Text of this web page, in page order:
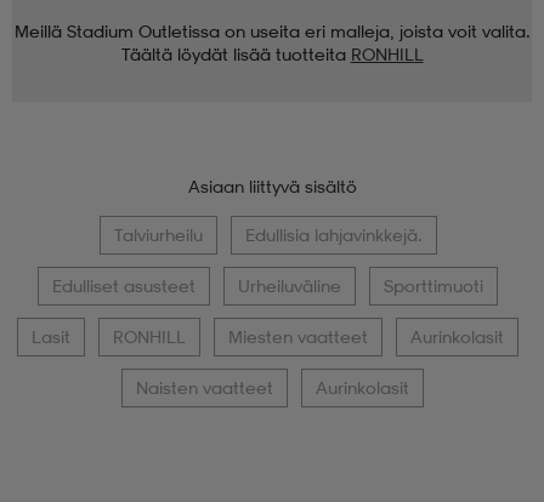
Meillä Stadium Outletissa on useita eri malleja, joista voit valita.
Täältä löydät lisää tuotteita RONHILL
Asiaan liittyvä sisältö
Talviurheilu Edullisia lahjavinkkejä.
Edulliset asusteet Urheiluväline Sporttimuoti
Lasit RONHILL Miesten vaatteet Aurinkolasit
Naisten vaatteet Aurinkolasit